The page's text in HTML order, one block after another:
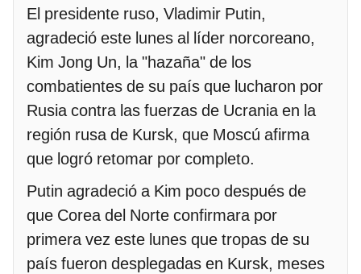
El presidente ruso, Vladimir Putin,
agradeció este lunes al líder norcoreano,
Kim Jong Un, la "hazaña" de los
combatientes de su país que lucharon por
Rusia contra las fuerzas de Ucrania en la
región rusa de Kursk, que Moscú afirma
que logró retomar por completo.
Putin agradeció a Kim poco después de
que Corea del Norte confirmara por
primera vez este lunes que tropas de su
país fueron desplegadas en Kursk, meses